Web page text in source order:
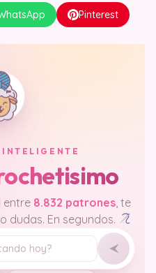
Pinterest
INTELIGENTE
entre 8.832 patrones , te
dudas. En segundos.